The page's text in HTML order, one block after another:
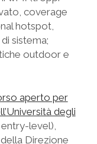
coverage
hotspot,
sistema;
outdoor e
aperto per
degli
entry-level),
Direzione